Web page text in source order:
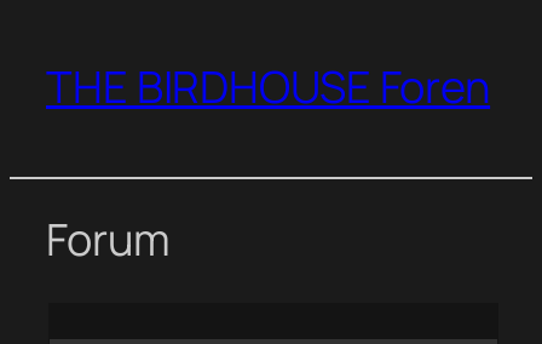
springen
THE BIRDHOUSE Foren
Forum